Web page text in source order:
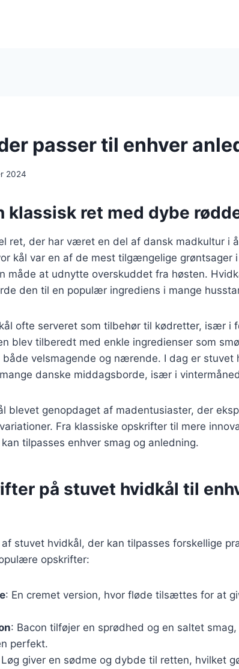
passer til enhver
2024
klassisk ret med dybe
ret, der har været en del af dansk madkultur i
kål var en af de mest tilgængelige grøntsager i
måde at udnytte overskuddet fra høsten.
den til en populær ingrediens i mange
ofte serveret som tilbehør til kødretter, især i
blev tilberedt med enkle ingredienser som
velsmagende og nærende. I dag er stuvet
danske middagsborde, især i
blevet genopdaget af madentusiaster, der
Fra klassiske opskrifter til mere
tilpasses enhver smag og anledning.
på stuvet hvidkål til
stuvet hvidkål, der kan tilpasses forskellige
opskrifter:
: En cremet version, hvor fløde tilsættes for at
: Bacon tilføjer en sprødhed og en saltet
perfekt.
giver en sødme og dybde til retten, hvilket